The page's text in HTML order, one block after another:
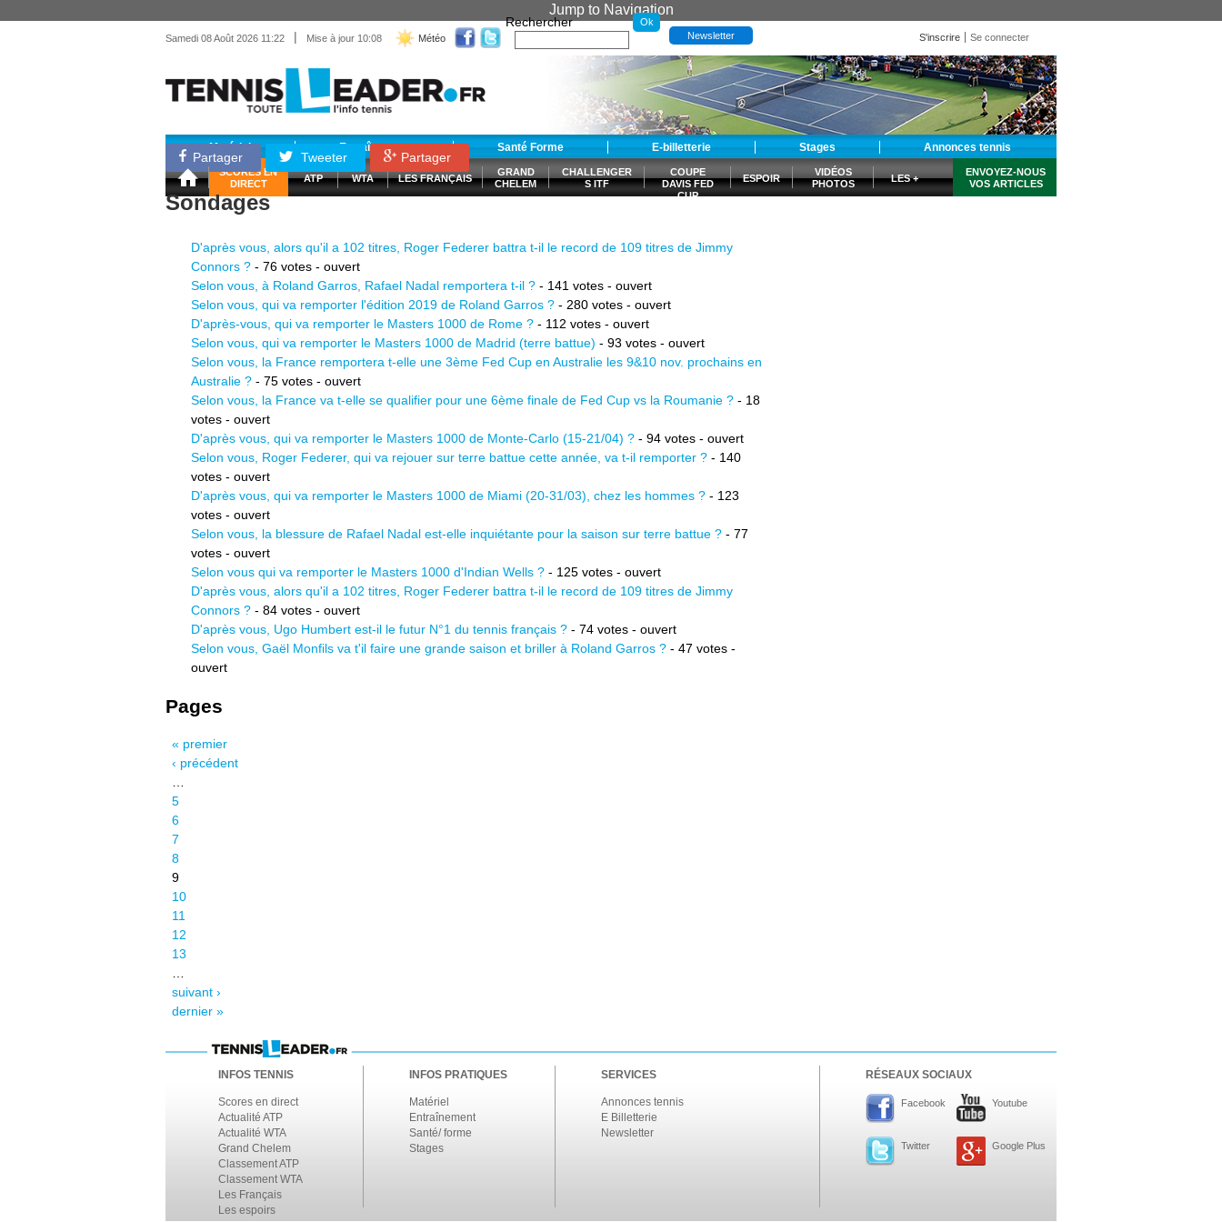
Jump to Navigation
Samedi 08 Août 2026 11:22 | Mise à jour 10:08 Météo
Rechercher
Newsletter S'inscrire Se connecter
Matériel Entraînement Santé Forme E-billetterie Stages Annonces tennis
SCORES EN
DIRECT
ATP WTA LES FRANÇAIS
GRAND
CHELEM
CHALLENGER
S ITF
COUPE
DAVIS FED
CUP
ESPOIR
VIDÉOS
PHOTOS
LES +
ENVOYEZ-NOUS
VOS ARTICLES
Partager Tweeter Partager
Sondages
D'après vous, alors qu'il a 102 titres, Roger Federer battra t-il le record de 109 titres de Jimmy
Connors ? - 76 votes - ouvert
Selon vous, à Roland Garros, Rafael Nadal remportera t-il ? - 141 votes - ouvert
Selon vous, qui va remporter l'édition 2019 de Roland Garros ? - 280 votes - ouvert
D'après-vous, qui va remporter le Masters 1000 de Rome ? - 112 votes - ouvert
Selon vous, qui va remporter le Masters 1000 de Madrid (terre battue) - 93 votes - ouvert
Selon vous, la France remportera t-elle une 3ème Fed Cup en Australie les 9&10 nov. prochains en
Australie ? - 75 votes - ouvert
Selon vous, la France va t-elle se qualifier pour une 6ème finale de Fed Cup vs la Roumanie ? - 18
votes - ouvert
D'après vous, qui va remporter le Masters 1000 de Monte-Carlo (15-21/04) ? - 94 votes - ouvert
Selon vous, Roger Federer, qui va rejouer sur terre battue cette année, va t-il remporter ? - 140
votes - ouvert
D'après vous, qui va remporter le Masters 1000 de Miami (20-31/03), chez les hommes ? - 123
votes - ouvert
Selon vous, la blessure de Rafael Nadal est-elle inquiétante pour la saison sur terre battue ? - 77
votes - ouvert
Selon vous qui va remporter le Masters 1000 d'Indian Wells ? - 125 votes - ouvert
D'après vous, alors qu'il a 102 titres, Roger Federer battra t-il le record de 109 titres de Jimmy
Connors ? - 84 votes - ouvert
D'après vous, Ugo Humbert est-il le futur N°1 du tennis français ? - 74 votes - ouvert
Selon vous, Gaël Monfils va t'il faire une grande saison et briller à Roland Garros ? - 47 votes -
ouvert
Pages
« premier
‹ précédent
5
6
7
8
9
10
11
12
13
suivant ›
dernier »
INFOS TENNIS
Scores en direct
Actualité ATP
Actualité WTA
Grand Chelem
Classement ATP
Classement WTA
Les Français
Les espoirs
INFOS PRATIQUES
Matériel
Entraînement
Santé/ forme
Stages
SERVICES
Annonces tennis
E Billetterie
Newsletter
RÉSEAUX SOCIAUX
Facebook Youtube
Twitter Google Plus